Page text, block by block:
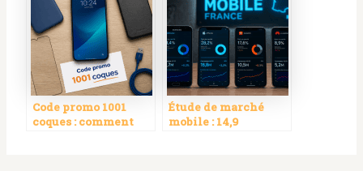
Code promo 1001
coques : comment
Étude de marché
mobile : 14,9